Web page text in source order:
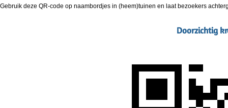
Gebruik deze QR-code op naambordjes in (heem)tuinen en laat bezoekers
Doorzichtig